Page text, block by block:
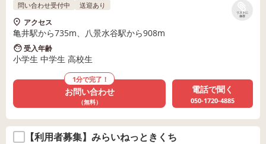
リストに
保存
問い合わせ受付中 送迎あり
アクセス
亀井駅から735m、八景水谷駅から908m
受入年齢
小学生 中学生 高校生
1分で完了！
お問い合わせ
（無料）
電話で聞く
050-1720-4885
【利用者募集】みらいねっときくち